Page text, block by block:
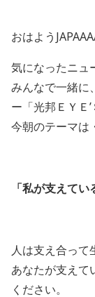
おはよう
気になったニュ
みんなで一緒に
ー「光邦ＥＹＥ’
今朝のテーマは
「私が支えてい
人は支え合って
あなたが支えて
ください。